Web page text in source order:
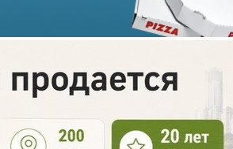
1 мин
В современном гастрономическом
рынок» открылся корнер Avocado Point
метров.
Все блюда, которые предлагаются
салаты, гуакамоле, завтраки и пр.)